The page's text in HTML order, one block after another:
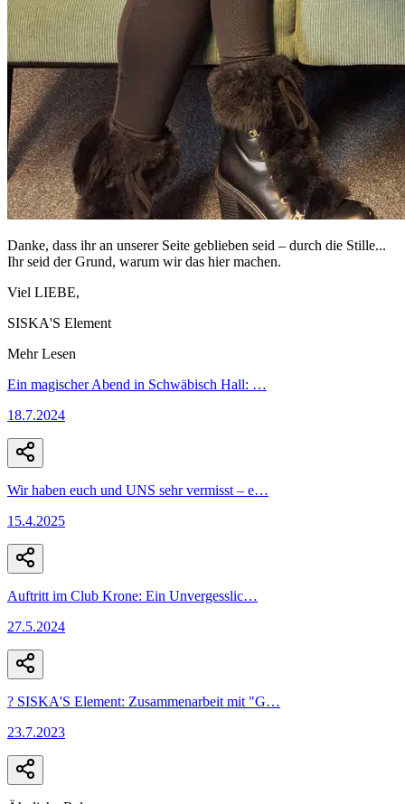
Danke, dass ihr an unserer Seite geblieben seid – durch die Stille...
Ihr seid der Grund, warum wir das hier machen.
Viel LIEBE,
SISKA'S Element
Mehr Lesen
Ein magischer Abend in Schwäbisch Hall: …
18.7.2024
Wir haben euch und UNS sehr vermisst – e…
15.4.2025
Auftritt im Club Krone: Ein Unvergesslic…
27.5.2024
? SISKA'S Element: Zusammenarbeit mit "G…
23.7.2023